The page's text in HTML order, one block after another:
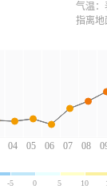
04 05 06 07 08
气温：
指离地
-5 0 5 10